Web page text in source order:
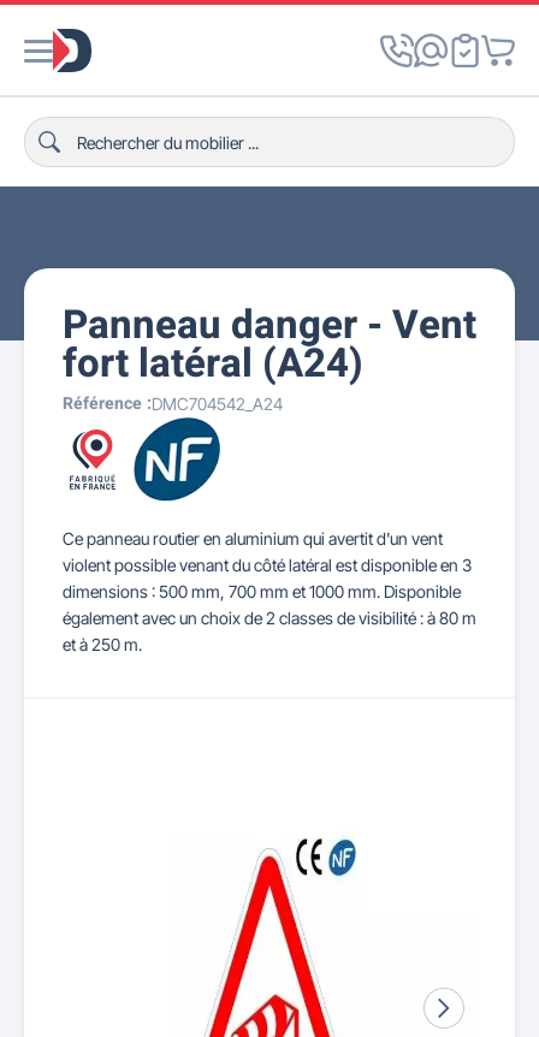
Panneau danger - Vent
fort latéral (A24)
Référence :DMC704542_A24
Ce panneau routier en aluminium qui avertit d'un vent
violent possible venant du côté latéral est disponible en 3
dimensions : 500 mm, 700 mm et 1000 mm. Disponible
également avec un choix de 2 classes de visibilité : à 80 m
et à 250 m.